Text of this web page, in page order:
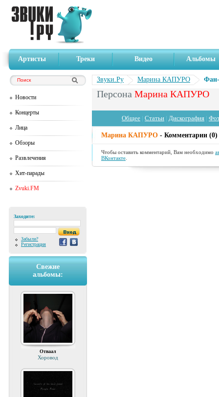
Артисты Треки Видео Альбомы
Новости
Концерты
Лица
Обзоры
Развлечения
Хит-парады
Zvuki.FM
Заходите:
Забыли?
Регистрация
Свежие
альбомы:
Отваал
Хоровод
Звуки.Ру Марина КАПУРО
Персона Марина КАПУРО
Общее Статьи Дискография
Марина КАПУРО - Комментарии (0)
Чтобы оставить комментарий, Вам необходимо
ВКонтакте